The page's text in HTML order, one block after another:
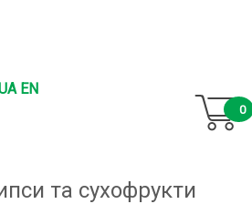
0
EN
та сухофрукти